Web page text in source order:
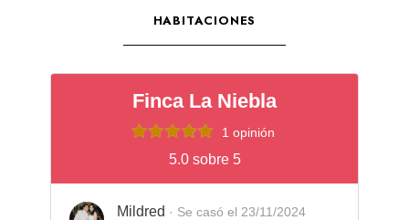
HABITACIONES
Finca La Niebla
1 opinión
5.0 sobre 5
Mildred · Se casó el 23/11/2024